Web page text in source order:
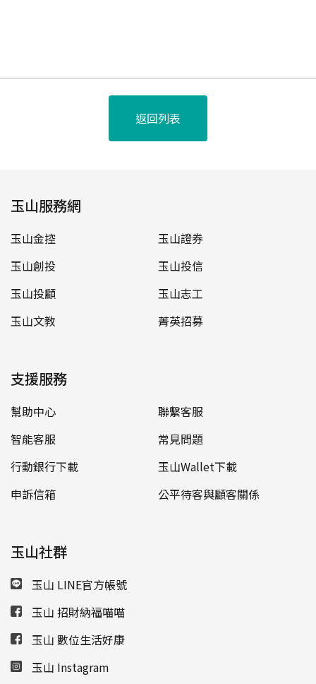
返回列表
玉山服務網
玉山金控
玉山證券
玉山創投
玉山投信
玉山投顧
玉山志工
玉山文教
菁英招募
支援服務
幫助中心
聯繫客服
智能客服
常見問題
行動銀行下載
玉山Wallet下載
申訴信箱
公平待客與顧客關係
玉山社群
玉山 LINE官方帳號
玉山 招財納福喵喵
玉山 數位生活好康
玉山 Instagram